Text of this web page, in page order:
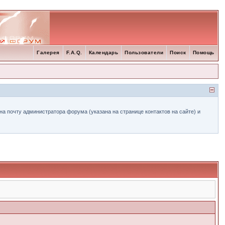
Помощь
Поиск
Пользователи
Календарь
F.A.Q.
Галерея
администратора форума (указана на странице контактов на сайте) и